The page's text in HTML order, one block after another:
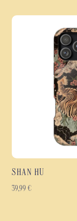
SHAN HU
39,99 €